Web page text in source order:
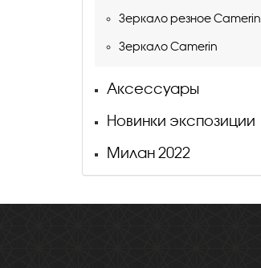
Зеркало резное Camerin
Зеркало Camerin
Аксессуары
Новинки экспозиции
Милан 2022